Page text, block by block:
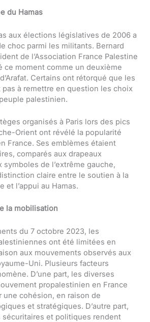
du Hamas
aux élections législatives de 2006 a
choc parmi les militants. Bernard
de l’Association France Palestine
ce moment comme un deuxième
Certains ont rétorqué que les
pas à remettre en question les choix
palestinien.
organisés à Paris lors des pics
Orient ont révélé la popularité
France. Ses emblèmes étaient
comparés aux drapeaux
de l’extrême gauche,
claire entre le soutien à la
et l’appui au Hamas.
la mobilisation
du 7 octobre 2023, les
ont été limitées en
aux mouvements observés aux
Uni. Plusieurs facteurs
D’une part, les diverses
propalestinien en France
une cohésion, en raison de
et stratégiques. D’autre part,
sécuritaires et politiques rendent